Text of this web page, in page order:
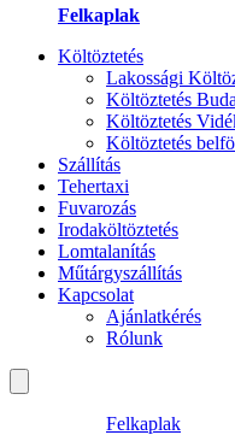
Felkaplak
Költöztetés
Lakossági
Költöztetés
Költöztetés
Költöztetés
Szállítás
Tehertaxi
Fuvarozás
Irodaköltöztetés
Lomtalanítás
Műtárgyszállítás
Kapcsolat
Ajánlatkérés
Rólunk
Felkaplak